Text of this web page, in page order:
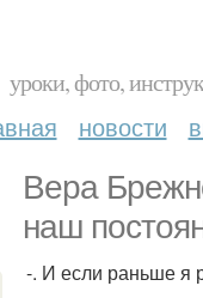
уроки, фото,
новости
Вера
наш
-. И если раньше я